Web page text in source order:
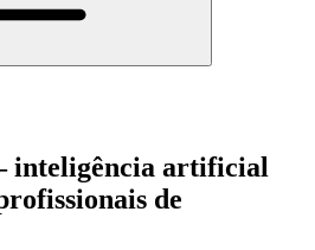
inteligência artificial
de